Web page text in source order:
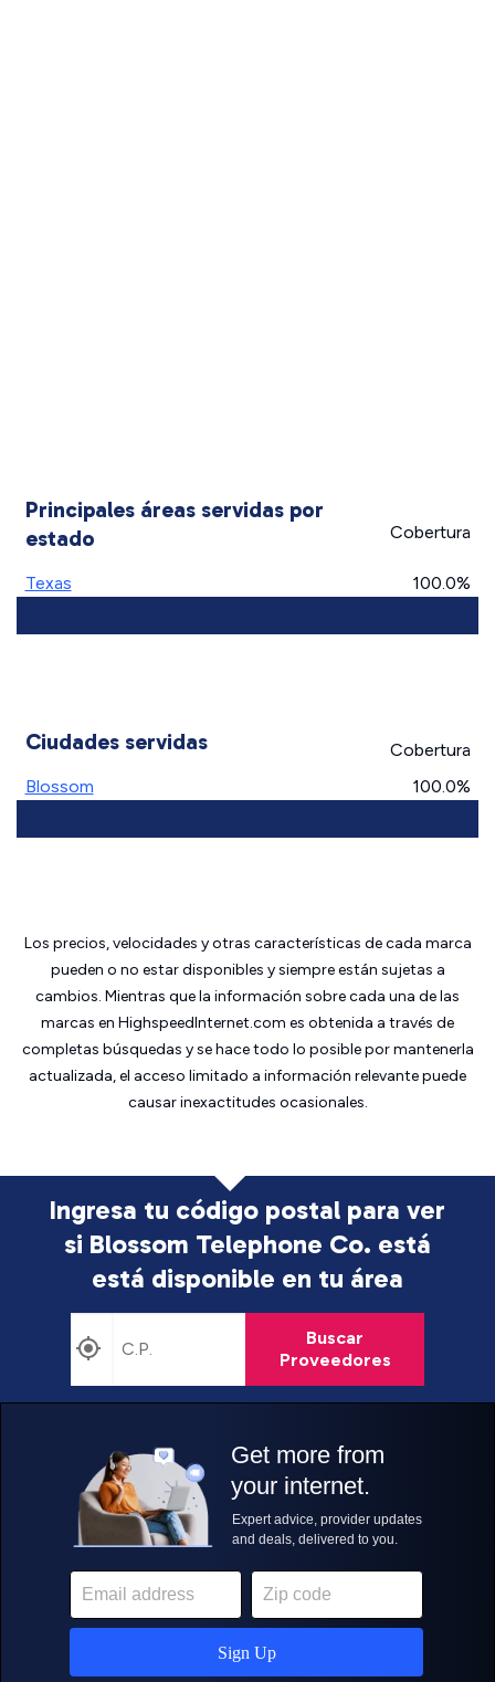
Principales áreas servidas por
estado
Cobertura
Texas 100.0%
Ciudades servidas
Cobertura
Blossom
100.0%
Los precios, velocidades y otras características de cada marca
pueden o no estar disponibles y siempre están sujetas a
cambios. Mientras que la información sobre cada una de las
marcas en HighspeedInternet.com es obtenida a través de
completas búsquedas y se hace todo lo posible por mantenerla
actualizada, el acceso limitado a información relevante puede
causar inexactitudes ocasionales.
Ingresa tu código postal para ver
si Blossom Telephone Co. está
está disponible en tu área
Buscar
Proveedores